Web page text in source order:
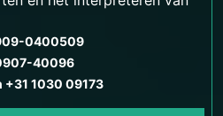
0400509
40096
1030 09173